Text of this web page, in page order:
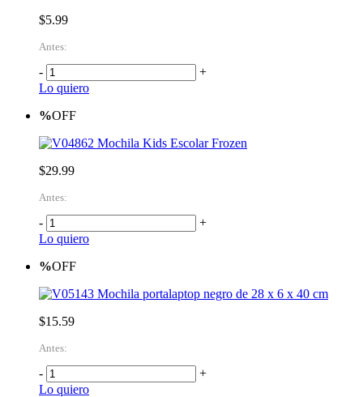
$5.99
Antes:
-
+
Lo quiero
%OFF
Mochila Kids Escolar Frozen
$29.99
Antes:
-
+
Lo quiero
%OFF
Mochila portalaptop negro de 28 x 6 x 40 cm
$15.59
Antes:
-
+
Lo quiero